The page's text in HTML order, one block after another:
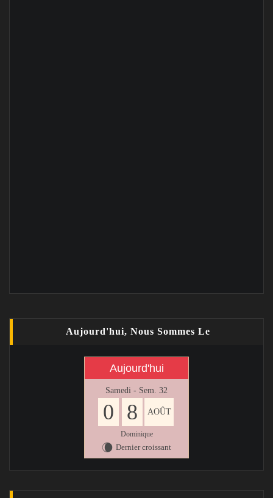
Aujourd'hui, Nous Sommes Le
Aujourd'hui
Samedi - Sem. 32
0 8 AOÛT
Dominique
W Dernier croissant